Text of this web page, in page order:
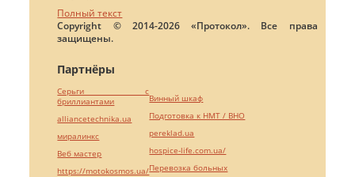
Полный текст
Copyright © 2014-2026 «Протокол». Все права
защищены.
Партнёры
Серьги с
бриллиантами
alliancetechnika.ua
миралинкс
Веб мастер
https://motokosmos.ua/
Винный шкаф
Подготовка к НМТ / ВНО
pereklad.ua
hospice-life.com.ua/
Перевозка больных